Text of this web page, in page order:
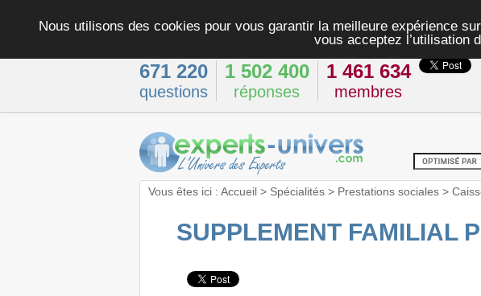
Nous utilisons des cookies pour vous garantir la meilleure expérience
vous acceptez l’utilisation
671 220
questions
1 502 400
réponses
1 461 634
membres
Vous êtes ici : Accueil> Spécialités> Prestations sociales>
SUPPLEMENT FAMILIAL